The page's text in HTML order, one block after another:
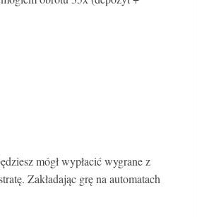
mógł wypłacić wygrane z
Zakładając grę na automatach